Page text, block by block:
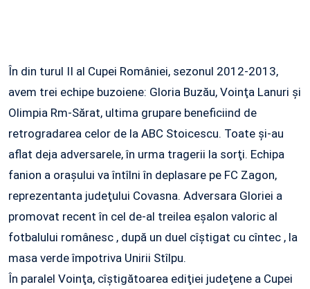
În din turul II al Cupei României, sezonul 2012-2013,
avem trei echipe buzoiene: Gloria Buzău, Voinţa Lanuri şi
Olimpia Rm-Sărat, ultima grupare beneficiind de
retrogradarea celor de la ABC Stoicescu. Toate şi-au
aflat deja adversarele, în urma tragerii la sorţi. Echipa
fanion a oraşului va întîlni în deplasare pe FC Zagon,
reprezentanta judeţului Covasna. Adversara Gloriei a
promovat recent în cel de-al treilea eşalon valoric al
fotbalului românesc , după un duel cîştigat cu cîntec , la
masa verde împotriva Unirii Stîlpu.
În paralel Voinţa, cîştigătoarea ediţiei judeţene a Cupei